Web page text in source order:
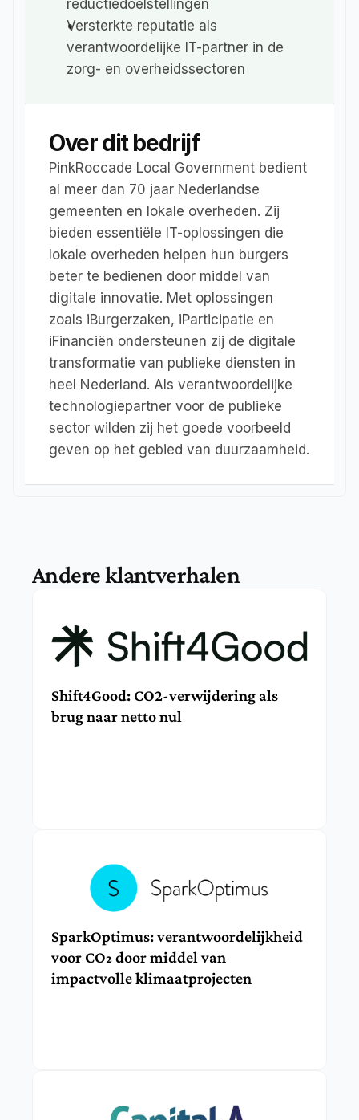
reductiedoelstellingen
Versterkte reputatie als
verantwoordelijke IT-partner in de
zorg- en overheidssectoren
Over dit bedrijf
PinkRoccade Local Government bedient
al meer dan 70 jaar Nederlandse
gemeenten en lokale overheden. Zij
bieden essentiële IT-oplossingen die
lokale overheden helpen hun burgers
beter te bedienen door middel van
digitale innovatie. Met oplossingen
zoals iBurgerzaken, iParticipatie en
iFinanciën ondersteunen zij de digitale
transformatie van publieke diensten in
heel Nederland. Als verantwoordelijke
technologiepartner voor de publieke
sector wilden zij het goede voorbeeld
geven op het gebied van duurzaamheid.
Andere klantverhalen
Shift4Good: CO2-verwijdering als
brug naar netto nul
SparkOptimus: verantwoordelijkheid
voor CO₂ door middel van
impactvolle klimaatprojecten